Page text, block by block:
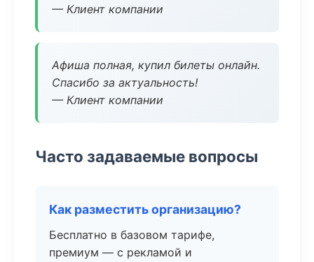
— Клиент компании
Афиша полная, купил билеты онлайн.
Спасибо за актуальность!
— Клиент компании
Часто задаваемые вопросы
Как разместить организацию?
Бесплатно в базовом тарифе,
премиум — с рекламой и